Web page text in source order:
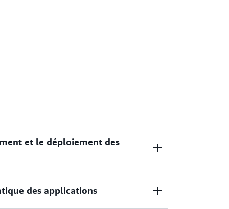
et le déploiement des
applications Web à grande échelle,
des applications